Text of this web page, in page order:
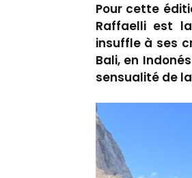
Pour cette
Raffaelli est
insuffle à ses
Bali, en
sensualité de